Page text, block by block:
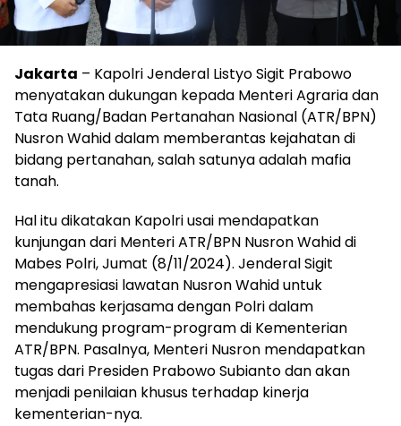
Jakarta – Kapolri Jenderal Listyo Sigit Prabowo
menyatakan dukungan kepada Menteri Agraria dan
Tata Ruang/Badan Pertanahan Nasional (ATR/BPN)
Nusron Wahid dalam memberantas kejahatan di
bidang pertanahan, salah satunya adalah mafia
tanah.
Hal itu dikatakan Kapolri usai mendapatkan
kunjungan dari Menteri ATR/BPN Nusron Wahid di
Mabes Polri, Jumat (8/11/2024). Jenderal Sigit
mengapresiasi lawatan Nusron Wahid untuk
membahas kerjasama dengan Polri dalam
mendukung program-program di Kementerian
ATR/BPN. Pasalnya, Menteri Nusron mendapatkan
tugas dari Presiden Prabowo Subianto dan akan
menjadi penilaian khusus terhadap kinerja
kementerian-nya.